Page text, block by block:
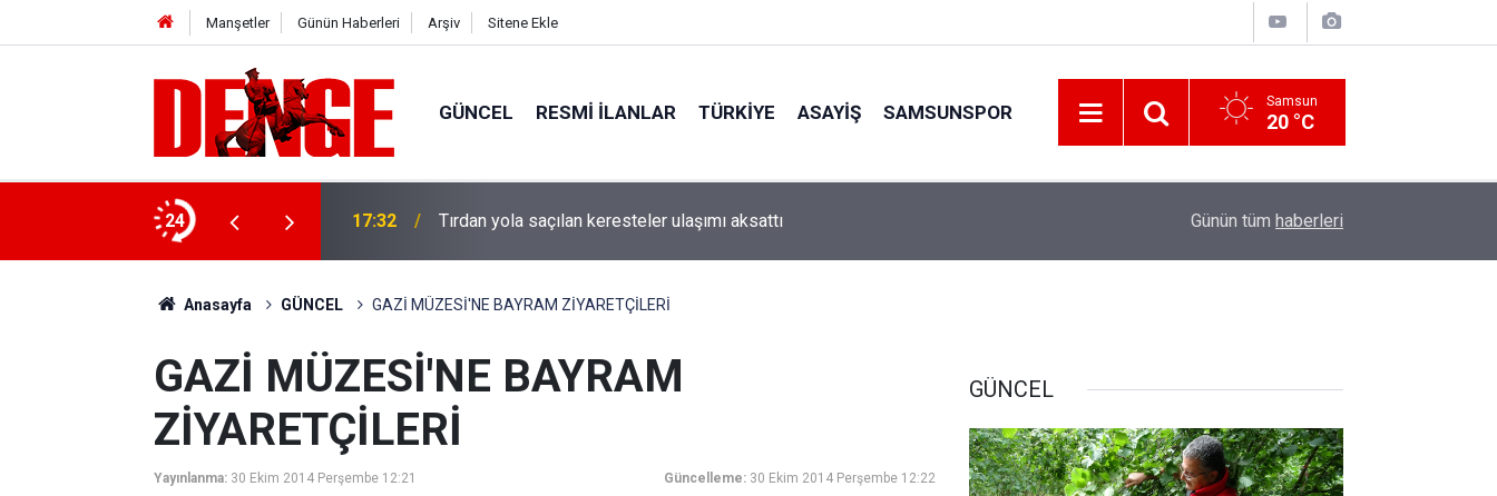
Manşetler Günün Haberleri Arşiv Sitene Ekle
GÜNCEL RESMI İLANLAR TÜRKİYE ASAYİŞ SAMSUNSPOR Samsun
20 °C
24 17:32 Tırdan yola saçılan keresteler ulaşımı aksattı Samsun'da fındık hasat ve ihraç tarihleri
Günün tüm haberleri
Anasayfa GÜNCEL GAZİ MÜZESİ'NE BAYRAM ZİYARETÇİLERİ
GAZİ MÜZESİ'NE BAYRAM
ZİYARETÇİLERİ
Yayınlanma: 30 Ekim 2014 Perşembe 12:21 Güncelleme: 30 Ekim 2014 Perşembe 12:22
GÜNCEL